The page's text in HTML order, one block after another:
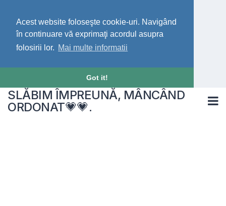
Acest website foloseşte cookie-uri. Navigând
în continuare vă exprimaţi acordul asupra
folosirii lor. Mai multe informatii
Got it!
SLĂBIM ÎMPREUNĂ, MÂNCÂND
ORDONAT💗💗.